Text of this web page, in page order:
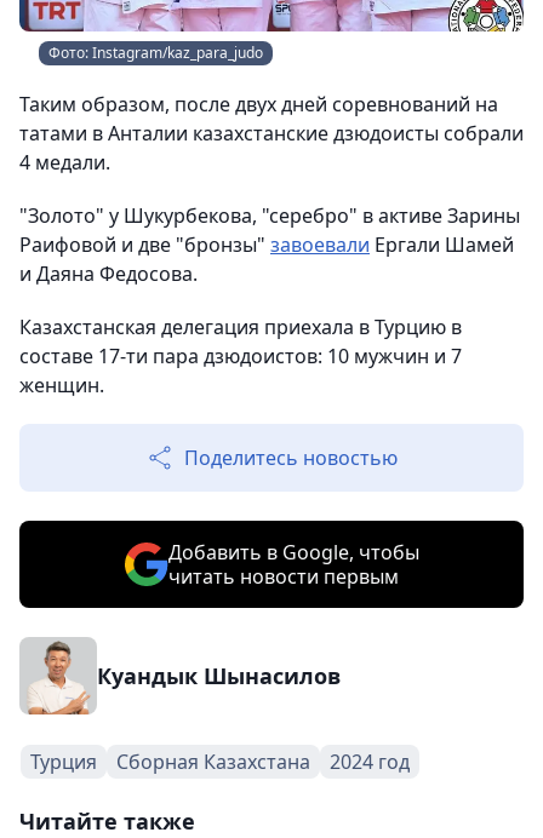
Фото: Instagram/kaz_para_judo
Таким образом, после двух дней соревнований на
татами в Анталии казахстанские дзюдоисты собрали
4 медали.
"Золото" у Шукурбекова, "серебро" в активе Зарины
Раифовой и две "бронзы" завоевали Ергали Шамей
и Даяна Федосова.
Казахстанская делегация приехала в Турцию в
составе 17-ти пара дзюдоистов: 10 мужчин и 7
женщин.
Поделитесь новостью
Добавить в Google, чтобы
читать новости первым
Куандык Шынасилов
Турция Сборная Казахстана 2024 год
Читайте также